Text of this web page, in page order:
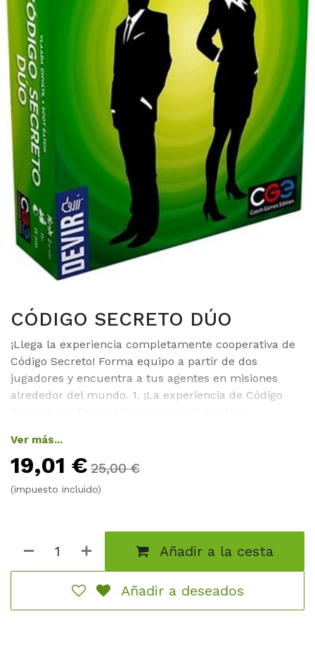
CÓDIGO SECRETO DÚO
¡Llega la experiencia completamente cooperativa de
Código Secreto! Forma equipo a partir de dos
jugadores y encuentra a tus agentes en misiones
alrededor del mundo. 1. ¡La experiencia de Código
Imágenes y con 400 palabras nuevas. 3. Código
Secreto en modo cooperativo Mecánicas:
#cooperativo #deducción #reconocimiento de
patrones
Ver más...
19,01 € 25,00€
(impuesto incluido)
Añadir a la cesta
Añadir a deseados